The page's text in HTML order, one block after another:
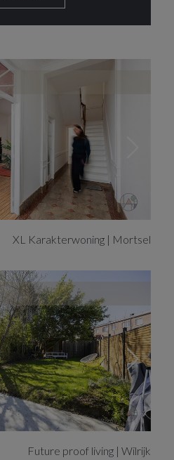
XL Karakterwoning | Mortsel
Future proof living | Wilrijk